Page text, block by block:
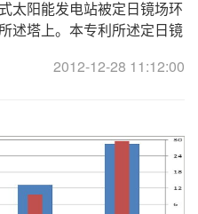
太阳能发电站被定日镜场环
述塔上。本专利所述定日镜
2012-12-28 11:12:00